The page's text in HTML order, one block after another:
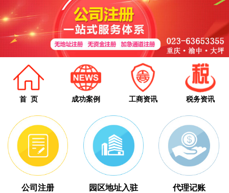
首 页 成功案例 工商资讯 税务资讯
公司注册 园区地址入驻 代理记账